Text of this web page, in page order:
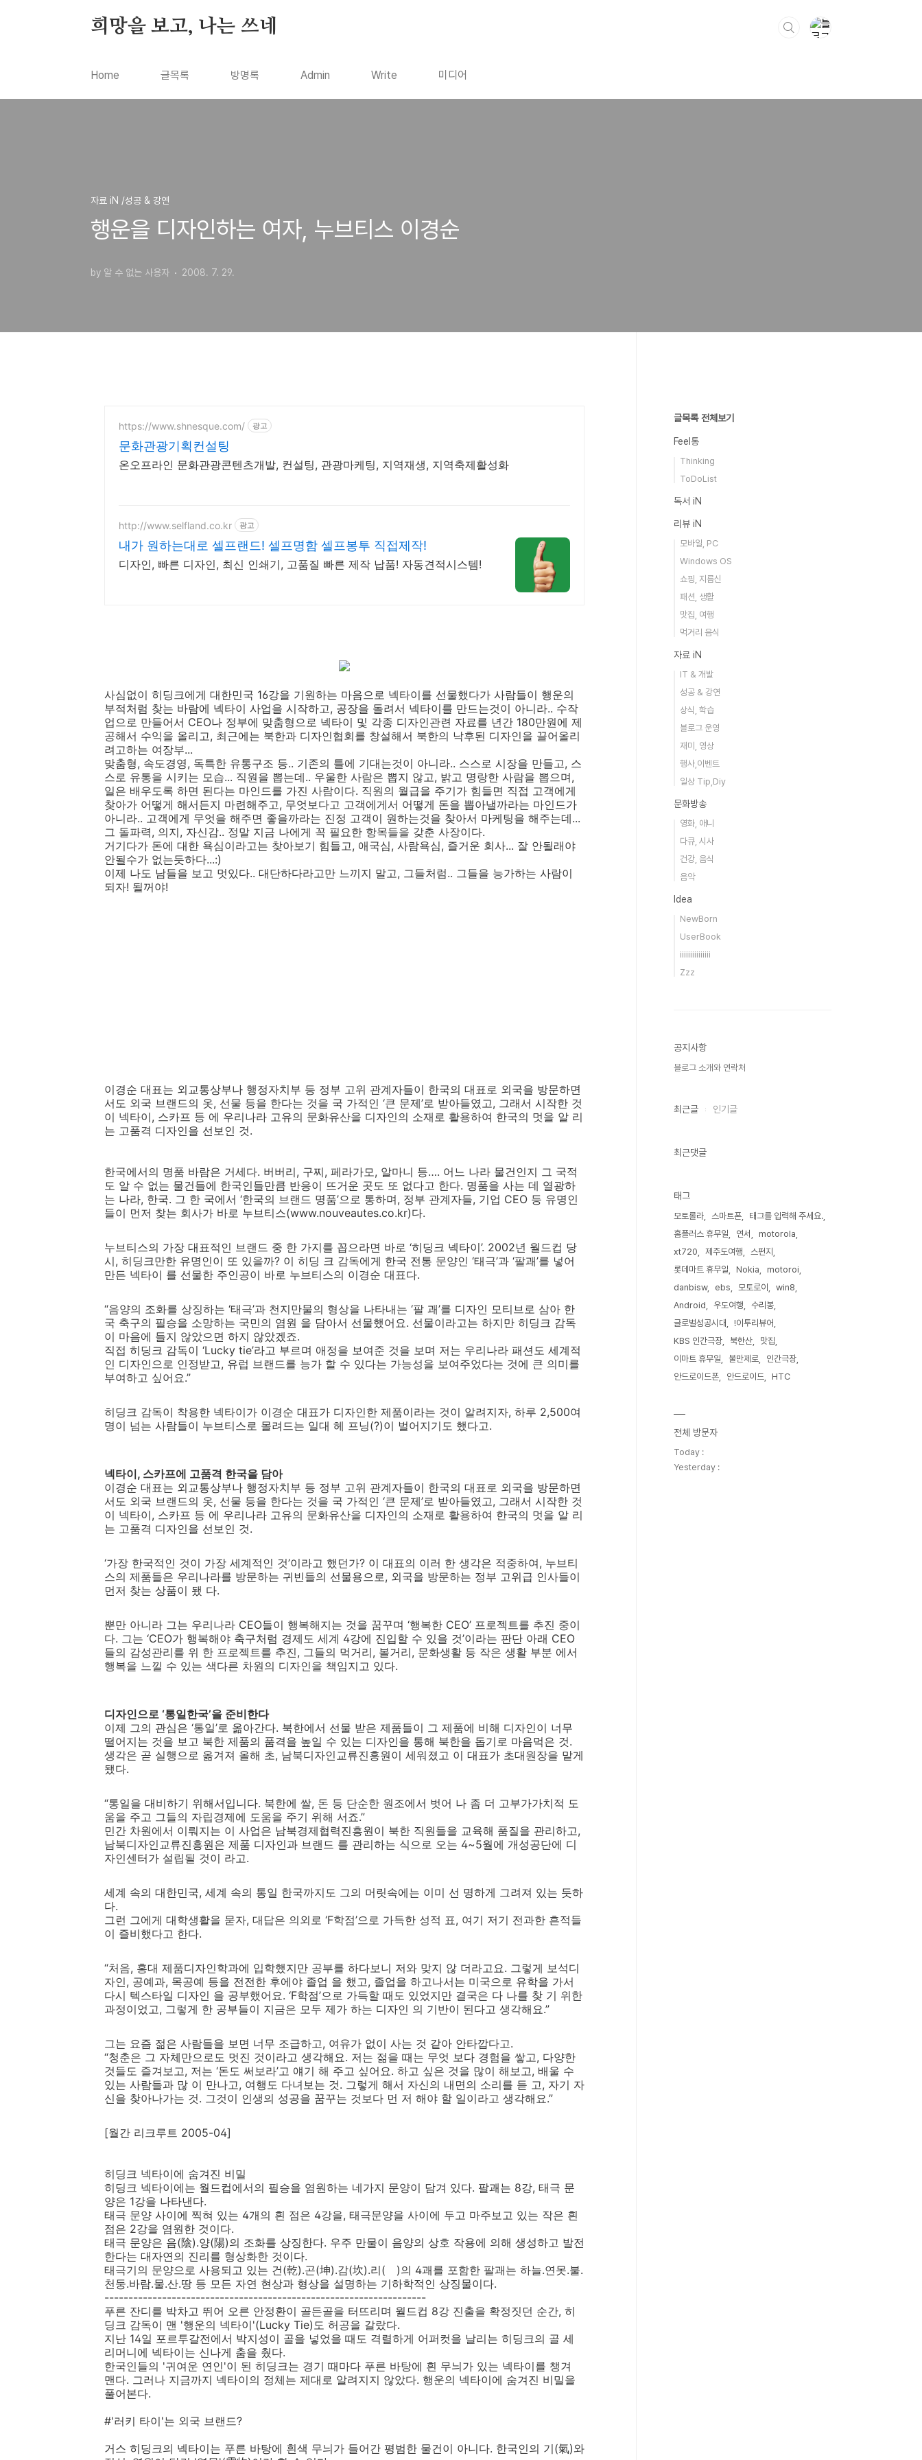
희망을 보고, 나는 쓰네
Home 글목록 방명록 Admin Write 미디어
자료 iN /성공 & 강연
행운을 디자인하는 여자, 누브티스 이경순
by 알 수 없는 사용자 2008. 7. 29.
https://www.shnesque.com/ 광고
문화관광기획컨설팅
온오프라인 문화관광콘텐츠개발, 컨설팅, 관광마케팅, 지역재생, 지역축제활성화
http://www.selfland.co.kr 광고
내가 원하는대로 셀프랜드! 셀프명함 셀프봉투 직접제작!
디자인, 빠른 디자인, 최신 인쇄기, 고품질 빠른 제작 납품! 자동견적시스템!
사심없이 히딩크에게 대한민국 16강을 기원하는 마음으로 넥타이를 선물했다가 사람들이 행운의
부적처럼 찾는 바람에 넥타이 사업을 시작하고, 공장을 돌려서 넥타이를 만드는것이 아니라.. 수작
업으로 만들어서 CEO나 정부에 맞춤형으로 넥타이 및 각종 디자인관련 자료를 년간 180만원에 제
공해서 수익을 올리고, 최근에는 북한과 디자인협회를 창설해서 북한의 낙후된 디자인을 끌어올리
려고하는 여장부...
맞춤형, 속도경영, 독특한 유통구조 등.. 기존의 틀에 기대는것이 아니라.. 스스로 시장을 만들고, 스
스로 유통을 시키는 모습... 직원을 뽑는데.. 우울한 사람은 뽑지 않고, 밝고 명랑한 사람을 뽑으며,
일은 배우도록 하면 된다는 마인드를 가진 사람이다. 직원의 월급을 주기가 힘들면 직접 고객에게
찾아가 어떻게 해서든지 마련해주고, 무엇보다고 고객에게서 어떻게 돈을 뽑아낼까라는 마인드가
아니라.. 고객에게 무엇을 해주면 좋을까라는 진정 고객이 원하는것을 찾아서 마케팅을 해주는데...
그 돌파력, 의지, 자신감.. 정말 지금 나에게 꼭 필요한 항목들을 갖춘 사장이다.
거기다가 돈에 대한 욕심이라고는 찾아보기 힘들고, 애국심, 사람욕심, 즐거운 회사... 잘 안될래야
안될수가 없는듯하다...:)
이제 나도 남들을 보고 멋있다.. 대단하다라고만 느끼지 말고, 그들처럼.. 그들을 능가하는 사람이
되자! 될꺼야!
이경순 대표는 외교통상부나 행정자치부 등 정부 고위 관계자들이 한국의 대표로 외국을 방문하면
서도 외국 브랜드의 옷, 선물 등을 한다는 것을 국 가적인 ‘큰 문제’로 받아들였고, 그래서 시작한 것
이 넥타이, 스카프 등 에 우리나라 고유의 문화유산을 디자인의 소재로 활용하여 한국의 멋을 알 리
는 고품격 디자인을 선보인 것.
한국에서의 명품 바람은 거세다. 버버리, 구찌, 페라가모, 알마니 등…. 어느 나라 물건인지 그 국적
도 알 수 없는 물건들에 한국인들만큼 반응이 뜨거운 곳도 또 없다고 한다. 명품을 사는 데 열광하
는 나라, 한국. 그 한 국에서 ‘한국의 브랜드 명품’으로 통하며, 정부 관계자들, 기업 CEO 등 유명인
들이 먼저 찾는 회사가 바로 누브티스(www.nouveautes.co.kr)다.
누브티스의 가장 대표적인 브랜드 중 한 가지를 꼽으라면 바로 ‘히딩크 넥타이’. 2002년 월드컵 당
시, 히딩크만한 유명인이 또 있을까? 이 히딩 크 감독에게 한국 전통 문양인 ‘태극’과 ‘팔괘’를 넣어
만든 넥타이 를 선물한 주인공이 바로 누브티스의 이경순 대표다.
“음양의 조화를 상징하는 ‘태극’과 천지만물의 형상을 나타내는 ‘팔 괘’를 디자인 모티브로 삼아 한
국 축구의 필승을 소망하는 국민의 염원 을 담아서 선물했어요. 선물이라고는 하지만 히딩크 감독
이 마음에 들지 않았으면 하지 않았겠죠.
직접 히딩크 감독이 ‘Lucky tie’라고 부르며 애정을 보여준 것을 보며 저는 우리나라 패션도 세계적
인 디자인으로 인정받고, 유럽 브랜드를 능가 할 수 있다는 가능성을 보여주었다는 것에 큰 의미를
부여하고 싶어요.”
히딩크 감독이 착용한 넥타이가 이경순 대표가 디자인한 제품이라는 것이 알려지자, 하루 2,500여
명이 넘는 사람들이 누브티스로 몰려드는 일대 헤 프닝(?)이 벌어지기도 했다고.
넥타이, 스카프에 고품격 한국을 담아
이경순 대표는 외교통상부나 행정자치부 등 정부 고위 관계자들이 한국의 대표로 외국을 방문하면
서도 외국 브랜드의 옷, 선물 등을 한다는 것을 국 가적인 ‘큰 문제’로 받아들였고, 그래서 시작한 것
이 넥타이, 스카프 등 에 우리나라 고유의 문화유산을 디자인의 소재로 활용하여 한국의 멋을 알 리
는 고품격 디자인을 선보인 것.
‘가장 한국적인 것이 가장 세계적인 것’이라고 했던가? 이 대표의 이러 한 생각은 적중하여, 누브티
스의 제품들은 우리나라를 방문하는 귀빈들의 선물용으로, 외국을 방문하는 정부 고위급 인사들이
먼저 찾는 상품이 됐 다.
뿐만 아니라 그는 우리나라 CEO들이 행복해지는 것을 꿈꾸며 ‘행복한 CEO’ 프로젝트를 추진 중이
다. 그는 ‘CEO가 행복해야 축구처럼 경제도 세계 4강에 진입할 수 있을 것’이라는 판단 아래 CEO
들의 감성관리를 위 한 프로젝트를 추진, 그들의 먹거리, 볼거리, 문화생활 등 작은 생활 부분 에서
행복을 느낄 수 있는 색다른 차원의 디자인을 책임지고 있다.
디자인으로 ‘통일한국’을 준비한다
이제 그의 관심은 ‘통일’로 옮아간다. 북한에서 선물 받은 제품들이 그 제품에 비해 디자인이 너무
떨어지는 것을 보고 북한 제품의 품격을 높일 수 있는 디자인을 통해 북한을 돕기로 마음먹은 것.
생각은 곧 실행으로 옮겨져 올해 초, 남북디자인교류진흥원이 세워졌고 이 대표가 초대원장을 맡게
됐다.
“통일을 대비하기 위해서입니다. 북한에 쌀, 돈 등 단순한 원조에서 벗어 나 좀 더 고부가가치적 도
움을 주고 그들의 자립경제에 도움을 주기 위해 서죠.”
민간 차원에서 이뤄지는 이 사업은 남북경제협력진흥원이 북한 직원들을 교육해 품질을 관리하고,
남북디자인교류진흥원은 제품 디자인과 브랜드 를 관리하는 식으로 오는 4~5월에 개성공단에 디
자인센터가 설립될 것이 라고.
세계 속의 대한민국, 세계 속의 통일 한국까지도 그의 머릿속에는 이미 선 명하게 그려져 있는 듯하
다.
그런 그에게 대학생활을 묻자, 대답은 의외로 ‘F학점’으로 가득한 성적 표, 여기 저기 전과한 흔적들
이 즐비했다고 한다.
“처음, 홍대 제품디자인학과에 입학했지만 공부를 하다보니 저와 맞지 않 더라고요. 그렇게 보석디
자인, 공예과, 목공예 등을 전전한 후에야 졸업 을 했고, 졸업을 하고나서는 미국으로 유학을 가서
다시 텍스타일 디자인 을 공부했어요. ‘F학점’으로 가득할 때도 있었지만 결국은 다 나를 찾 기 위한
과정이었고, 그렇게 한 공부들이 지금은 모두 제가 하는 디자인 의 기반이 된다고 생각해요.”
그는 요즘 젊은 사람들을 보면 너무 조급하고, 여유가 없이 사는 것 같아 안타깝다고.
“청춘은 그 자체만으로도 멋진 것이라고 생각해요. 저는 젊을 때는 무엇 보다 경험을 쌓고, 다양한
것들도 즐겨보고, 저는 ‘돈도 써보라’고 얘기 해 주고 싶어요. 하고 싶은 것을 많이 해보고, 배울 수
있는 사람들과 많 이 만나고, 여행도 다녀보는 것. 그렇게 해서 자신의 내면의 소리를 듣 고, 자기 자
신을 찾아나가는 것. 그것이 인생의 성공을 꿈꾸는 것보다 먼 저 해야 할 일이라고 생각해요.”
[월간 리크루트 2005-04]
히딩크 넥타이에 숨겨진 비밀
히딩크 넥타이에는 월드컵에서의 필승을 염원하는 네가지 문양이 담겨 있다. 팔괘는 8강, 태극 문
양은 1강을 나타낸다.
태극 문양 사이에 찍혀 있는 4개의 흰 점은 4강을, 태극문양을 사이에 두고 마주보고 있는 작은 흰
점은 2강을 염원한 것이다.
태극 문양은 음(陰).양(陽)의 조화를 상징한다. 우주 만물이 음양의 상호 작용에 의해 생성하고 발전
한다는 대자연의 진리를 형상화한 것이다.
태극기의 문양으로 사용되고 있는 건(乾).곤(坤).감(坎).리(離)의 4괘를 포함한 팔괘는 하늘.연못.불.
천둥.바람.물.산.땅 등 모든 자연 현상과 형상을 설명하는 기하학적인 상징물이다.
-------------------------------------------------------------------
푸른 잔디를 박차고 뛰어 오른 안정환이 골든골을 터뜨리며 월드컵 8강 진출을 확정짓던 순간, 히
딩크 감독이 맨 '행운의 넥타이'(Lucky Tie)도 허공을 갈랐다.
지난 14일 포르투갈전에서 박지성이 골을 넣었을 때도 격렬하게 어퍼컷을 날리는 히딩크의 골 세
리머니에 넥타이는 신나게 춤을 췄다.
한국인들의 '귀여운 연인'이 된 히딩크는 경기 때마다 푸른 바탕에 흰 무늬가 있는 넥타이를 챙겨
맨다. 그러나 지금까지 넥타이의 정체는 제대로 알려지지 않았다. 행운의 넥타이에 숨겨진 비밀을
풀어본다.
#'러키 타이'는 외국 브랜드?
거스 히딩크의 넥타이는 푸른 바탕에 흰색 무늬가 들어간 평범한 물건이 아니다. 한국인의 기(氣)와
글목록 전체보기
Feel통
Thinking
ToDoList
독서 iN
리뷰 iN
모바일, PC
Windows OS
쇼핑, 지름신
패션, 생활
맛집, 여행
먹거리 음식
자료 iN
IT & 개발
성공 & 강연
상식, 학습
블로그 운영
재미, 영상
행사,이벤트
일상 Tip,Diy
문화방송
영화, 애니
다큐, 시사
건강, 음식
음악
Idea
NewBorn
UserBook
iiiiiiiiiiiiiii
Zzz
공지사항
블로그 소개와 연락처
최근글 인기글
최근댓글
태그
모토롤라 스마트폰
태그를 입력해 주세요.
홈플러스 휴무일
연서
motorola
xt720
제주도여행
스펀지
롯데마트 휴무일
Nokia
motoroi
danbisw
ebs 모토로이
win8
Android
우도여행
수리봉
글로벌성공시대
!이투리뷰어
KBS 인간극장
북한산
맛집
이마트 휴무일
불만제로
인간극장
안드로이드폰
안드로이드 HTC
전체 방문자
Today :
Yesterday :